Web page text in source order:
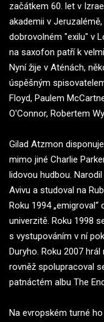
začátkem 60. let v
akademii v
dobrovolném "exilu" v
na saxofon patří k
Nyní žije v Aténách,
úspěšným
Floyd, Paulem
O'Connor, Robertem
Gilad Atzmon
mimo jiné Charlie
lidovou hudbou.
Avivu a studoval na
Roku 1994
univerzitě. Roku 1998
s vystupováním v ní
Duryho. Roku 2007
rovněž spolupracoval
patnáctém albu The
Na evropském turné